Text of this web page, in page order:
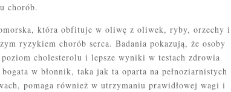
chorób.
która obfituje w oliwę z oliwek, ryby, orzechy i
ryzykiem chorób serca. Badania pokazują, że osoby
cholesterolu i lepsze wyniki w testach zdrowia
w błonnik, taka jak ta oparta na pełnoziarnistych
pomaga również w utrzymaniu prawidłowej wagi i